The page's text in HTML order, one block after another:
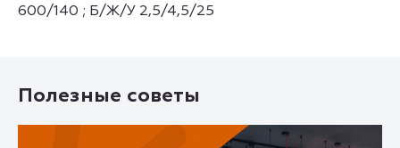
600/140 ; Б/Ж/У 2,5/4,5/25
Полезные советы